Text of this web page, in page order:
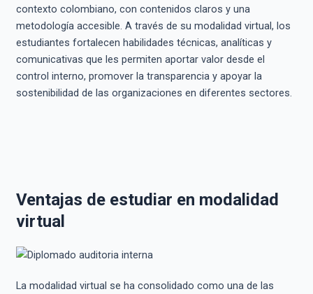
contexto colombiano, con contenidos claros y una
metodología accesible. A través de su modalidad virtual, los
estudiantes fortalecen habilidades técnicas, analíticas y
comunicativas que les permiten aportar valor desde el
control interno, promover la transparencia y apoyar la
sostenibilidad de las organizaciones en diferentes sectores.
Ventajas de estudiar en modalidad
virtual
La modalidad virtual se ha consolidado como una de las